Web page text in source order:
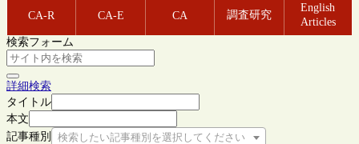
CA-R CA-E CA 調査研究
English
Articles
検索フォーム
詳細検索
タイトル
本文
記事種別
検索したい記事種別を選択してください